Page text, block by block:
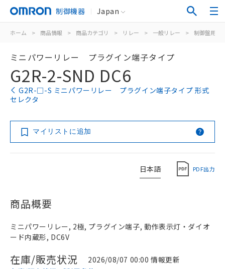
制御機器 Japan
ホーム > 商品情報 > 商品カテゴリ > リレー > 一般リレー > 制御盤用
ミニパワーリレー プラグイン端子タイプ
G2R-2-SND DC6
G2R-□-S ミニパワーリレー プラグイン端子タイプ 形式
セレクタ
マイリストに追加
日本語 PDF出力
商品概要
ミニパワーリレー, 2極, プラグイン端子, 動作表示灯・ダイオ
ード内蔵形, DC6V
在庫/販売状況
2026/08/07 00:00 情報更新